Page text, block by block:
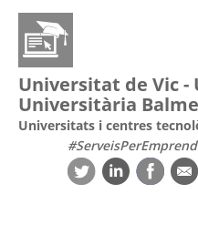
Universitat de Vic -
Universitària
Universitats i centres